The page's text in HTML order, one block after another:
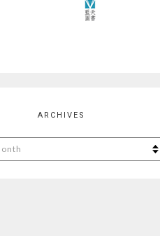
ARCHIVES